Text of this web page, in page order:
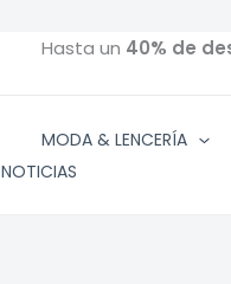
Hasta un 40% de
MODA & LENCERÍA
NOTICIAS